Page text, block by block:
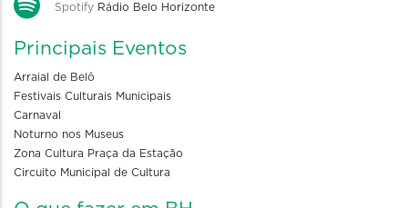
Spotify Rádio Belo Horizonte
Principais Eventos
Arraial de Belô
Festivais Culturais Municipais
Carnaval
Noturno nos Museus
Zona Cultura Praça da Estação
Circuito Municipal de Cultura